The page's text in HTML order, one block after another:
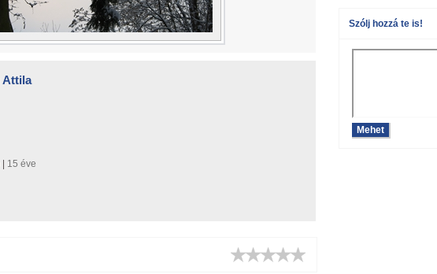
Attila
15 éve
Szólj hozzá te is!